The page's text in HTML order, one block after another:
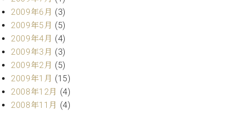
2009年6月 (3)
2009年5月 (5)
2009年4月 (4)
2009年3月 (3)
2009年2月 (5)
2009年1月 (15)
2008年12月 (4)
2008年11月 (4)